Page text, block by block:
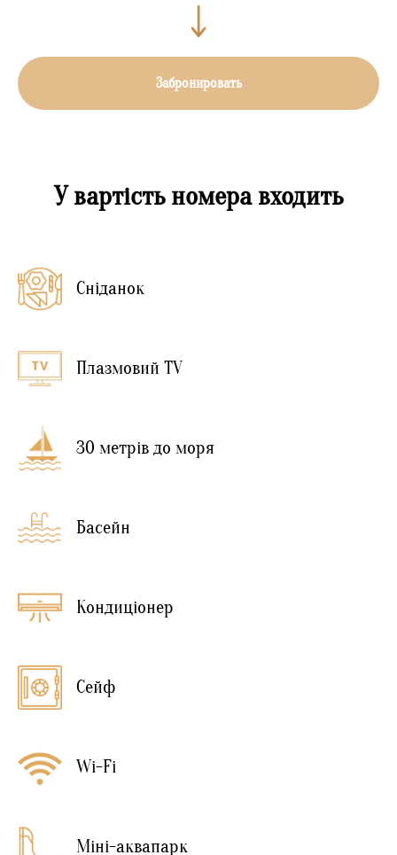
Забронировать
У вартість номера входить
Сніданок
Плазмовий TV
30 метрів до моря
Басейн
Кондиціонер
Сейф
Wi-Fi
Міні-аквапарк